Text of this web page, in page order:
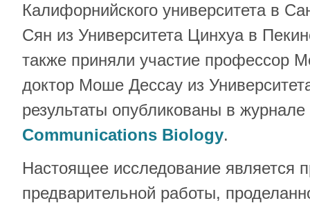
Калифорнийского университета в
Сян из Университета Цинхуа в
также приняли участие профессор
доктор Моше Дессау из
результаты опубликованы в журнале
Communications Biology.
Настоящее исследование является
предварительной работы,